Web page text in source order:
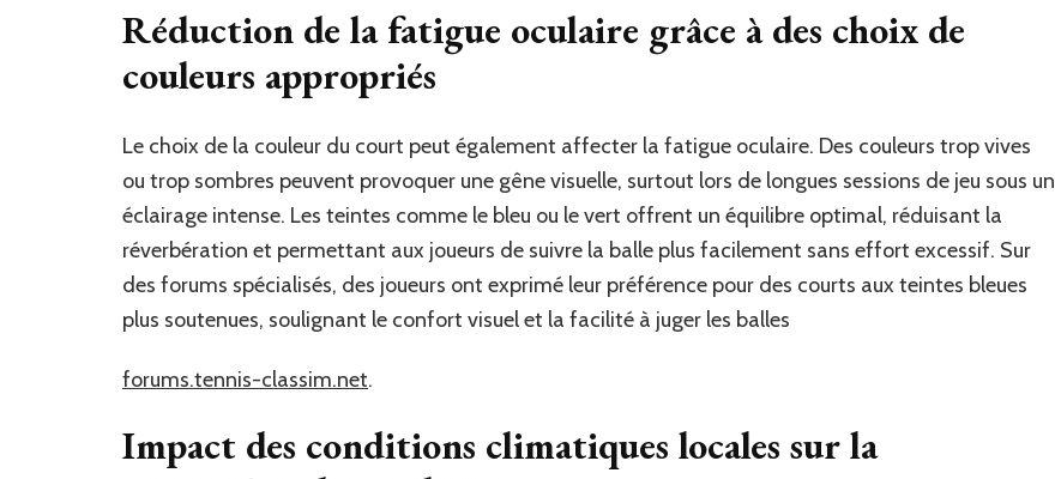
Réduction de la fatigue oculaire grâce à des choix de
couleurs appropriés
Le choix de la couleur du court peut également affecter la fatigue oculaire. Des couleurs trop vives
ou trop sombres peuvent provoquer une gêne visuelle, surtout lors de longues sessions de jeu sous un
éclairage intense. Les teintes comme le bleu ou le vert offrent un équilibre optimal, réduisant la
réverbération et permettant aux joueurs de suivre la balle plus facilement sans effort excessif. Sur
des forums spécialisés, des joueurs ont exprimé leur préférence pour des courts aux teintes bleues
plus soutenues, soulignant le confort visuel et la facilité à juger les balles
forums.tennis-classim.net.
Impact des conditions climatiques locales sur la